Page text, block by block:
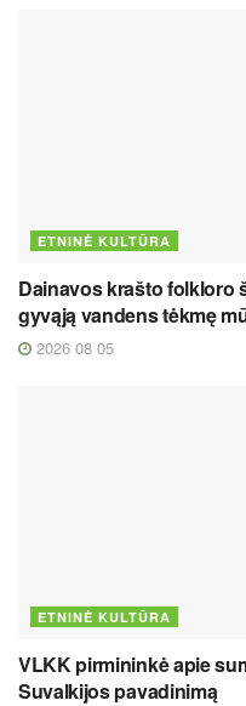
ETNINĖ KULTŪRA
Dainavos krašto folkloro
gyvąją vandens tėkmę
2026 08 05
ETNINĖ KULTŪRA
VLKK pirmininkė apie
Suvalkijos pavadinimą